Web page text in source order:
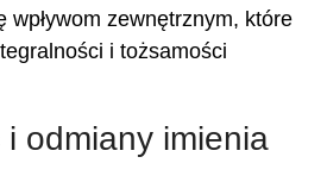
wpływom zewnętrznym, które
i tożsamości
odmiany imienia